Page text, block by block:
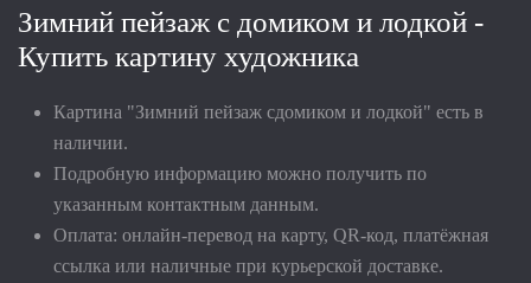
Зимний пейзаж с домиком и лодкой -
Купить картину художника
Картина "Зимний пейзаж сдомиком и лодкой" есть в
наличии.
Подробную информацию можно получить по
указанным контактным данным.
Оплата: онлайн-перевод на карту, QR-код, платёжная
ссылка или наличные при курьерской доставке.